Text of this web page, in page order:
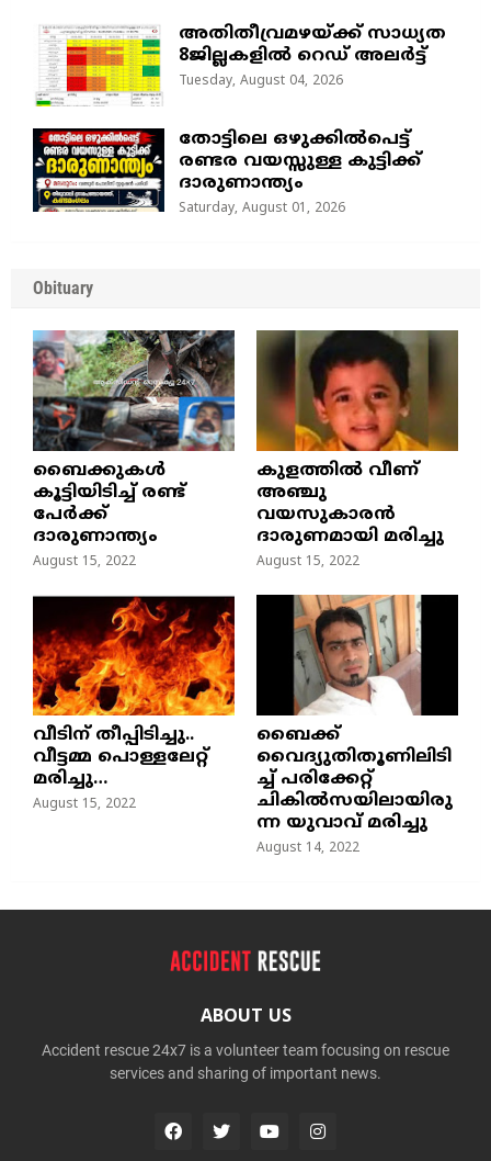
അതിതീവ്രമഴയ്ക്ക് സാധ്യത
8ജില്ലകളിൽ റെഡ് അലർട്ട്
Tuesday, August 04, 2026
തോട്ടിലെ ഒഴുക്കിൽപെട്ട്
രണ്ടര വയസ്സുള്ള കുട്ടിക്ക്
ദാരുണാന്ത്യം
Saturday, August 01, 2026
Obituary
ബൈക്കുകൾ
കൂട്ടിയിടിച്ച് രണ്ട്
പേർക്ക്
ദാരുണാന്ത്യം
August 15, 2022
കുളത്തില്‍ വീണ്
അഞ്ചു
വയസുകാരന്‍
ദാരുണമായി മരിച്ചു
August 15, 2022
വീടിന് തീപ്പിടിച്ചു..
വീട്ടമ്മ പൊള്ളലേറ്റ്
മരിച്ചു…
August 15, 2022
ബൈക്ക്
വൈദ്യുതിതൂണിലിടി
ച്ച്‌ പരിക്കേറ്റ്
ചികില്‍സയിലായിരു
ന്ന യുവാവ് മരിച്ചു
August 14, 2022
ABOUT US
Accident rescue 24x7 is a volunteer team focusing on rescue
services and sharing of important news.